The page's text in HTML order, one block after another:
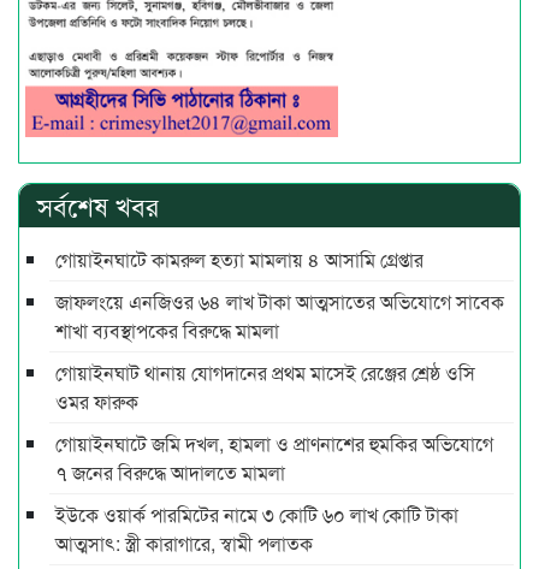
সর্বশেষ খবর
গোয়াইনঘাটে কামরুল হত্যা মামলায় ৪ আসামি গ্রেপ্তার
জাফলংয়ে এনজিওর ৬৪ লাখ টাকা আত্মসাতের অভিযোগে সাবেক
শাখা ব্যবস্থাপকের বিরুদ্ধে মামলা
গোয়াইনঘাট থানায় যোগদানের প্রথম মাসেই রেঞ্জের শ্রেষ্ঠ ওসি
ওমর ফারুক
গোয়াইনঘাটে জমি দখল, হামলা ও প্রাণনাশের হুমকির অভিযোগে
৭ জনের বিরুদ্ধে আদালতে মামলা
ইউকে ওয়ার্ক পারমিটের নামে ৩ কোটি ৬০ লাখ কোটি টাকা
আত্মসাৎ: স্ত্রী কারাগারে, স্বামী পলাতক